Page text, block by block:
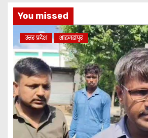
You missed
उत्तर प्रदेश शाहजहांपुर